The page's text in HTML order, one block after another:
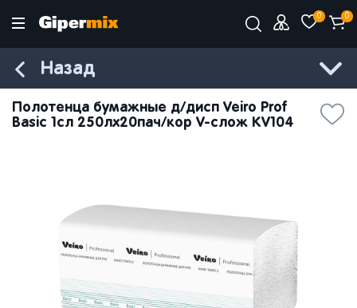
0 0
Назад
Полотенца бумажные д/дисп Veiro Prof
Basic 1сл 250лx20пач/кор V-слож KV104